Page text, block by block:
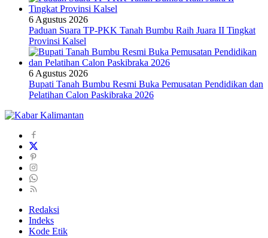
6 Agustus 2026
Paduan Suara TP-PKK Tanah Bumbu Raih Juara II Tingkat
Provinsi Kalsel
6 Agustus 2026
Bupati Tanah Bumbu Resmi Buka Pemusatan Pendidikan dan
Pelatihan Calon Paskibraka 2026
Redaksi
Indeks
Kode Etik